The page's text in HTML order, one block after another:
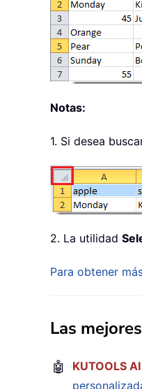
Notas:
1. Si desea
2. La utilidad
Para obtener
Las
🤖 KUTOOLS